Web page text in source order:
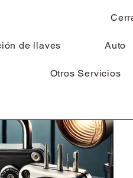
de llaves Auto
Otros Servicios